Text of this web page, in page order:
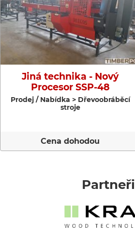
Jiná technika - Nový
Procesor SSP-48
Prodej / Nabídka > Dřevoobráběcí
stroje
Cena dohodou
Partneři